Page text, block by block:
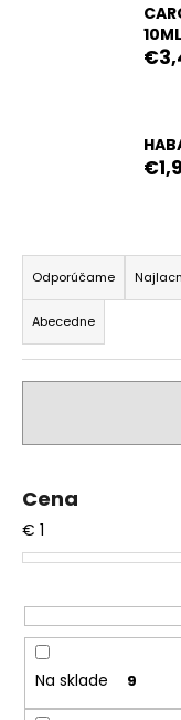
10ML
R
a
d
e
n
p
o
d
u
k
t
o
v
Odporúčame
Abecedne
Cena
€ 1
Na sklade 9